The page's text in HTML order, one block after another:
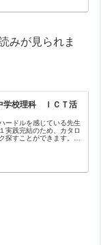
みが見られま
学校理科 ＩＣＴ活
ードルを感じている先生
実践完結のため、カタロ
探すことができます。バ